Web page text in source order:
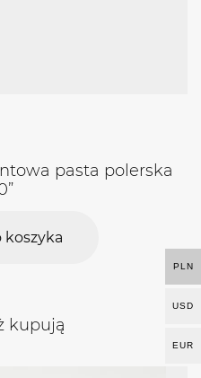
pasta polerska
koszyka
kupują
PLN
USD
EUR